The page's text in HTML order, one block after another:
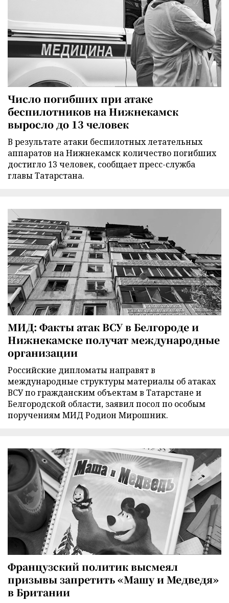
Число погибших при атаке
беспилотников на Нижнекамск
выросло до 13 человек
В результате атаки беспилотных летательных
аппаратов на Нижнекамск количество погибших
достигло 13 человек, сообщает пресс-служба
главы Татарстана.
МИД: Факты атак ВСУ в Белгороде и
Нижнекамске получат международные
организации
Российские дипломаты направят в
международные структуры материалы об атаках
ВСУ по гражданским объектам в Татарстане и
Белгородской области, заявил посол по особым
поручениям МИД Родион Мирошник.
Французский политик высмеял
призывы запретить «Машу и Медведя»
в Британии